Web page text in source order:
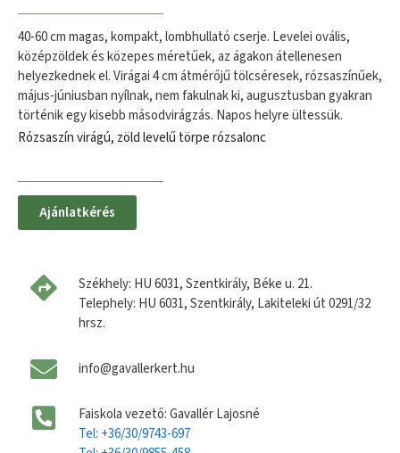
40-60 cm magas, kompakt, lombhullató cserje. Levelei ovális,
középzöldek és közepes méretűek, az ágakon átellenesen
helyezkednek el. Virágai 4 cm átmérőjű tölcséresek, rózsaszínűek,
május-júniusban nyílnak, nem fakulnak ki, augusztusban gyakran
történik egy kisebb másodvirágzás. Napos helyre ültessük.
Rózsaszín virágú, zöld levelű törpe rózsalonc
Ajánlatkérés
Székhely: HU 6031, Szentkirály, Béke u. 21.
Telephely: HU 6031, Szentkirály, Lakiteleki út 0291/32
hrsz.
info@gavallerkert.hu
Faiskola vezető: Gavallér Lajosné
Tel: +36/30/9743-697